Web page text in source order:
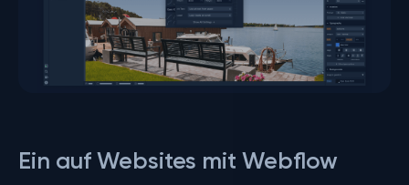
Ein auf Websites mit Webflow